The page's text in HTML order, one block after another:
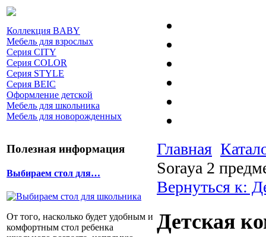
Коллекция BABY
Мебель для взрослых
Серия CITY
Серия COLOR
Серия STYLE
Серия BEIC
Оформление детской
Мебель для школьника
Мебель для новорожденных
Полезная информация
Выбираем стол для…
От того, насколько будет удобным и
комфортным стол ребенка
Главная
Soraya 2
Вернуться к:
Детская